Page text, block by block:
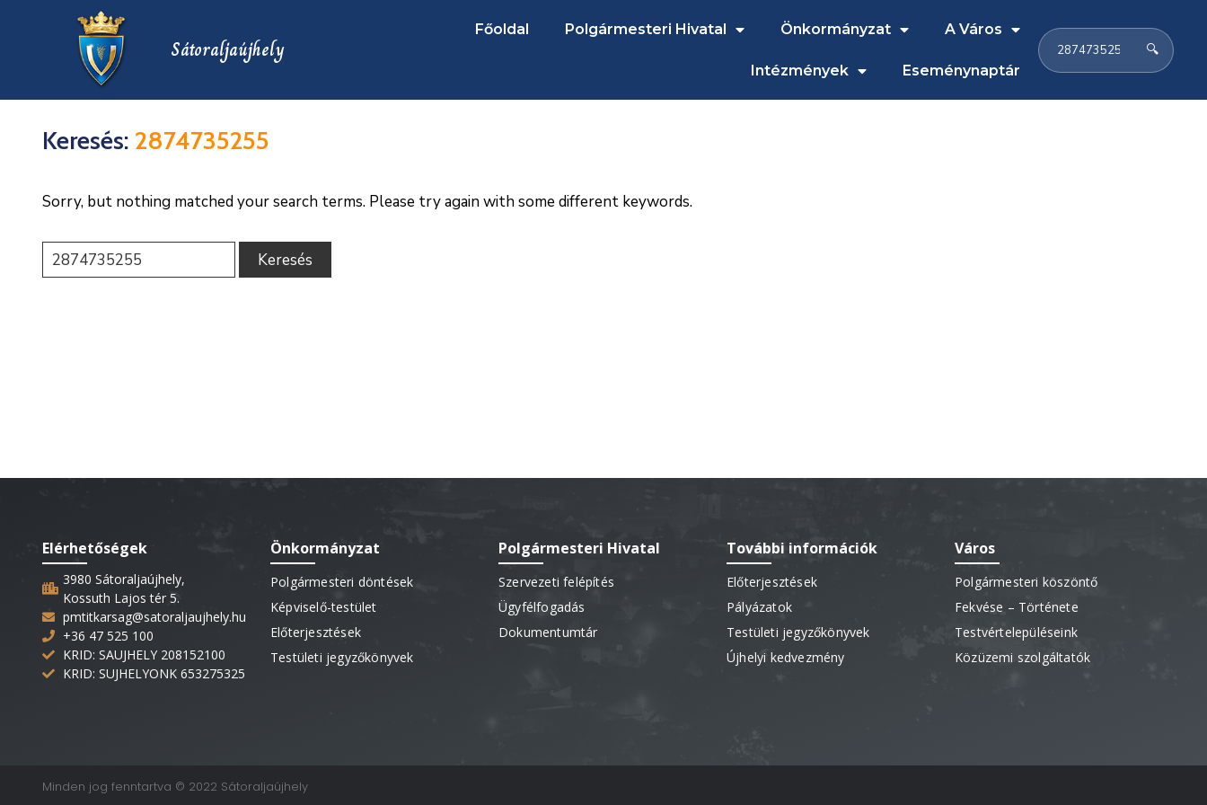
Sátoraljaújhely
Főoldal Polgármesteri Hivatal Önkormányzat A Város
Intézmények Eseménynaptár
🔍
Keresés: 2874735255
Sorry, but nothing matched your search terms. Please try again with some different keywords.
Elérhetőségek
3980 Sátoraljaújhely,
Kossuth Lajos tér 5.
pmtitkarsag@satoraljaujhely.hu
+36 47 525 100
KRID: SAUJHELY 208152100
KRID: SUJHELYONK 653275325
Önkormányzat
Polgármesteri döntések
Képviselő-testület
Előterjesztések
Testületi jegyzőkönyvek
Polgármesteri Hivatal
Szervezeti felépítés
Ügyfélfogadás
Dokumentumtár
További információk
Előterjesztések
Pályázatok
Testületi jegyzőkönyvek
Újhelyi kedvezmény
Város
Polgármesteri köszöntő
Fekvése – Története
Testvértelepüléseink
Közüzemi szolgáltatók
Minden jog fenntartva © 2022 Sátoraljaújhely